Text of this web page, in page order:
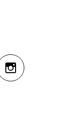
INSTAGRAM